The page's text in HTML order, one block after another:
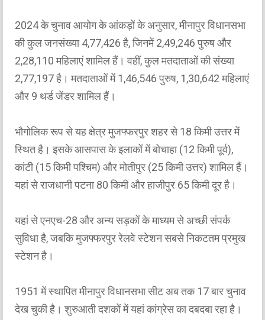
2024 के चुनाव आयोग के आंकड़ों के अनुसार, मीनापुर विधानसभा
की कुल जनसंख्या 4,77,426 है, जिनमें 2,49,246 पुरुष और
2,28,110 महिलाएं शामिल हैं। वहीं, कुल मतदाताओं की संख्या
2,77,197 है। मतदाताओं में 1,46,546 पुरुष, 1,30,642 महिलाएं
और 9 थर्ड जेंडर शामिल हैं।
भौगोलिक रूप से यह क्षेत्र मुजफ्फरपुर शहर से 18 किमी उत्तर में
स्थित है। इसके आसपास के इलाकों में बोचाहा (12 किमी पूर्व),
कांटी (15 किमी पश्चिम) और मोतीपुर (25 किमी उत्तर) शामिल हैं।
यहां से राजधानी पटना 80 किमी और हाजीपुर 65 किमी दूर है।
यहां से एनएच-28 और अन्य सड़कों के माध्यम से अच्छी संपर्क
सुविधा है, जबकि मुजफ्फरपुर रेलवे स्टेशन सबसे निकटतम प्रमुख
स्टेशन है।
1951 में स्थापित मीनापुर विधानसभा सीट अब तक 17 बार चुनाव
देख चुकी है। शुरुआती दशकों में यहां कांग्रेस का दबदबा रहा है।